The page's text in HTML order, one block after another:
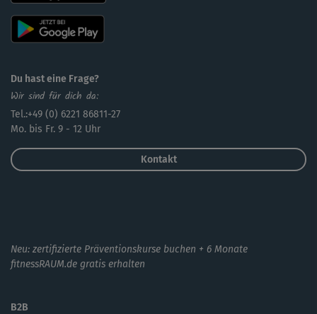
Du hast eine Frage?
Wir sind für dich da:
Tel.:+49 (0) 6221 86811-27
Mo. bis Fr. 9 - 12 Uhr
Kontakt
Neu: zertifizierte Präventionskurse buchen + 6 Monate
fitnessRAUM.de gratis erhalten
B2B